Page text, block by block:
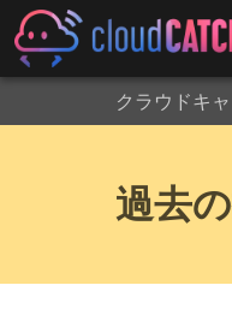
クラウドキ
過去